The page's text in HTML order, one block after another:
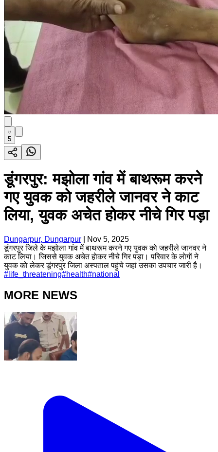
5
डूंगरपुर: मझोला गांव में बाथरूम करने
गए युवक को जहरीले जानवर ने काट
लिया, युवक अचेत होकर नीचे गिर पड़ा
Dungarpur, Dungarpur
Nov 5, 2025
डूंगरपुर जिले के मझाेला गांव में बाथरूम करने गए युवक काे जहरीले जानवर ने
काट लिया। जिससे युवक अचेत हाेकर नीचे गिर पड़ा। परिवार के लाेगाें ने
युवक काे लेकर डूंगरपुर जिला अस्पताल पहुंचे जहां उसका उपचार जारी है।
# life_threatening#health#national
MORE NEWS